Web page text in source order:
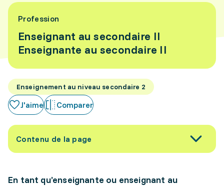
Profession
Enseignant au secondaire II
Enseignante au secondaire II
Enseignement au niveau secondaire 2
J'aime Comparer
Contenu de la page
En tant qu’enseignante ou enseignant au